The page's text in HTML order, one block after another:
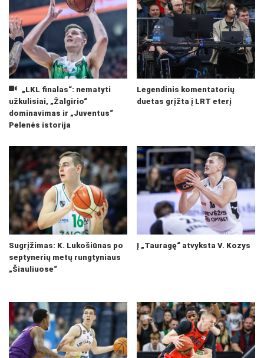
„LKL finalas“: nematyti
užkulisiai, „Žalgirio“
dominavimas ir „Juventus“
Pelenės istorija
Legendinis komentatorių
duetas grįžta į LRT eterį
Sugrįžimas: K. Lukošiūnas po
septynerių metų rungtyniaus
„Šiauliuose“
Į „Tauragę“ atvyksta V. Kozys